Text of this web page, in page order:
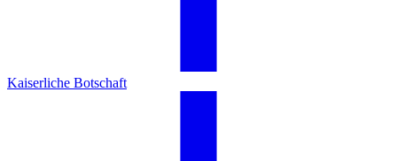
Kaiserliche Botschaft